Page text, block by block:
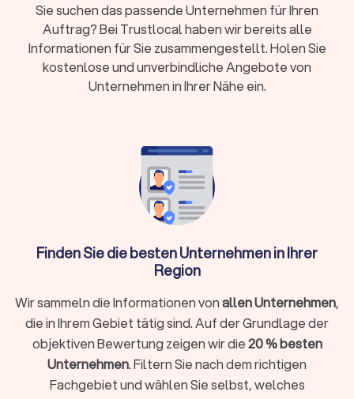
Zusatzkosten:
Servicepersonal (20-40
Euro/Stunde), Geschirr, Ausstattung, Anfahrt und
Aufbau können extra berechnet werden
Servicemodelle:Partyservice (nur Essen) oder
Buchungsvorlauf:Kurzfristige Anfragen ab 48
Stunden möglich, größere Events brauchen 6-12
Wochen Vorbereitung
Filtern Sie nach Küche und Anlass,
vergleichen Sie bis zu vier Angebote kostenlos
und buchen Sie direkt
Welche Catering-Varianten können Sie
buchen?
Die Auswahl an verfügbaren Optionen in Rodenbach (Hessen)
ist groß. Hier erhalten Sie einen Überblick über zentrale
Sie suchen das passende Unternehmen für Ihren
Auftrag? Bei Trustlocal haben wir bereits alle
Informationen für Sie zusammengestellt. Holen Sie
kostenlose und unverbindliche Angebote von
Unternehmen in Ihrer Nähe ein.
Finden Sie die besten Unternehmen in Ihrer
Region
Wir sammeln die Informationen vonallen Unternehmen,
die in Ihrem Gebiet tätig sind. Auf der Grundlage der
objektiven Bewertung zeigen wir die20 % besten
Unternehmen. Filtern Sie nach dem richtigen
Fachgebiet und wählen Sie selbst, welches